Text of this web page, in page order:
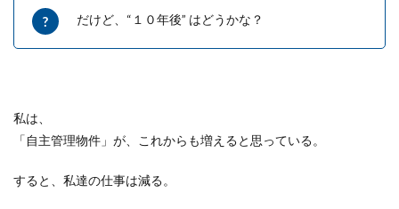
だけど、 “ １０年後” はどうかな？
私は、
「自主管理物件」が、これからも増えると思っている。
すると、私達の仕事は減る。